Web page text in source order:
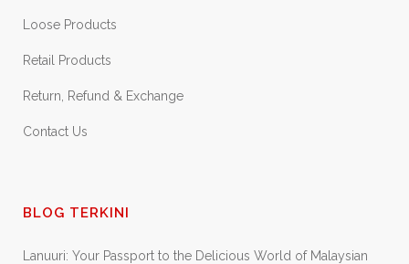
Loose Products
Retail Products
Return, Refund & Exchange
Contact Us
BLOG TERKINI
Lanuuri: Your Passport to the Delicious World of Malaysian